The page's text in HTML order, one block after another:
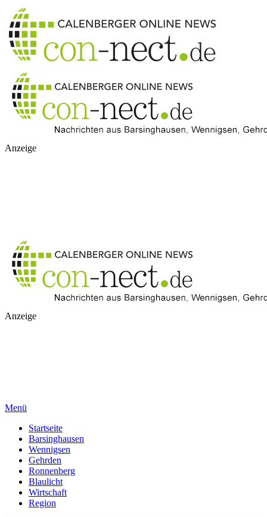
Anzeige
Anzeige
Menü
Startseite
Barsinghausen
Wennigsen
Gehrden
Ronnenberg
Blaulicht
Wirtschaft
Region